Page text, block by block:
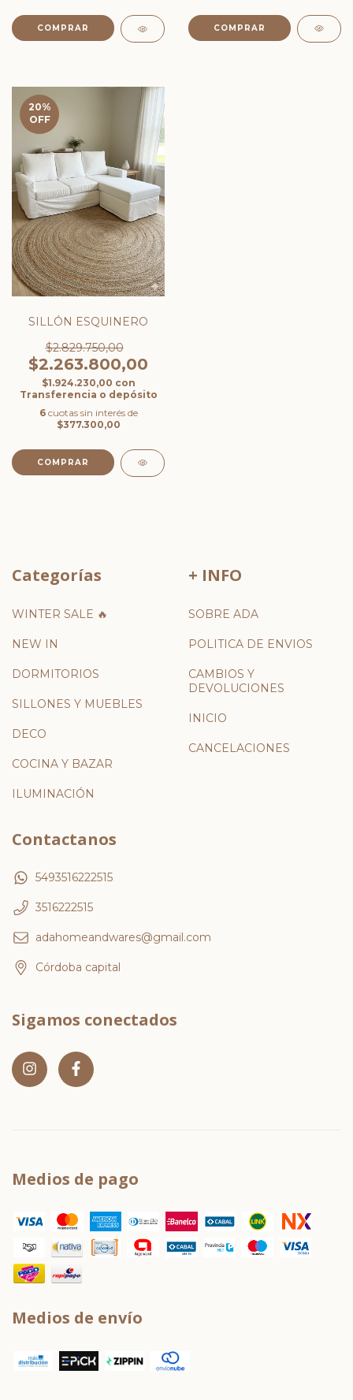
COMPRAR
20%
OFF
SILLÓN ESQUINERO
$2.829.750,00
$2.263.800,00
$1.924.230,00 con
Transferencia o depósito
6 cuotas sin interés de
$377.300,00
Categorías
WINTER SALE 🔥
NEW IN
DORMITORIOS
SILLONES Y MUEBLES
DECO
COCINA Y BAZAR
ILUMINACIÓN
+ INFO
SOBRE ADA
POLITICA DE ENVIOS
CAMBIOS Y
DEVOLUCIONES
INICIO
CANCELACIONES
Contactanos
5493516222515
3516222515
adahomeandwares@gmail.com
Córdoba capital
Sigamos conectados
Medios de pago
Medios de envío